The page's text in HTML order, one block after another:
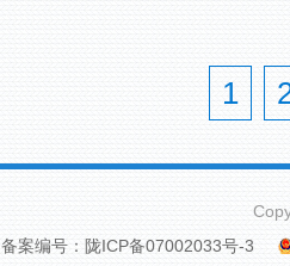
1
备案编号：陇ICP备07002033号-3